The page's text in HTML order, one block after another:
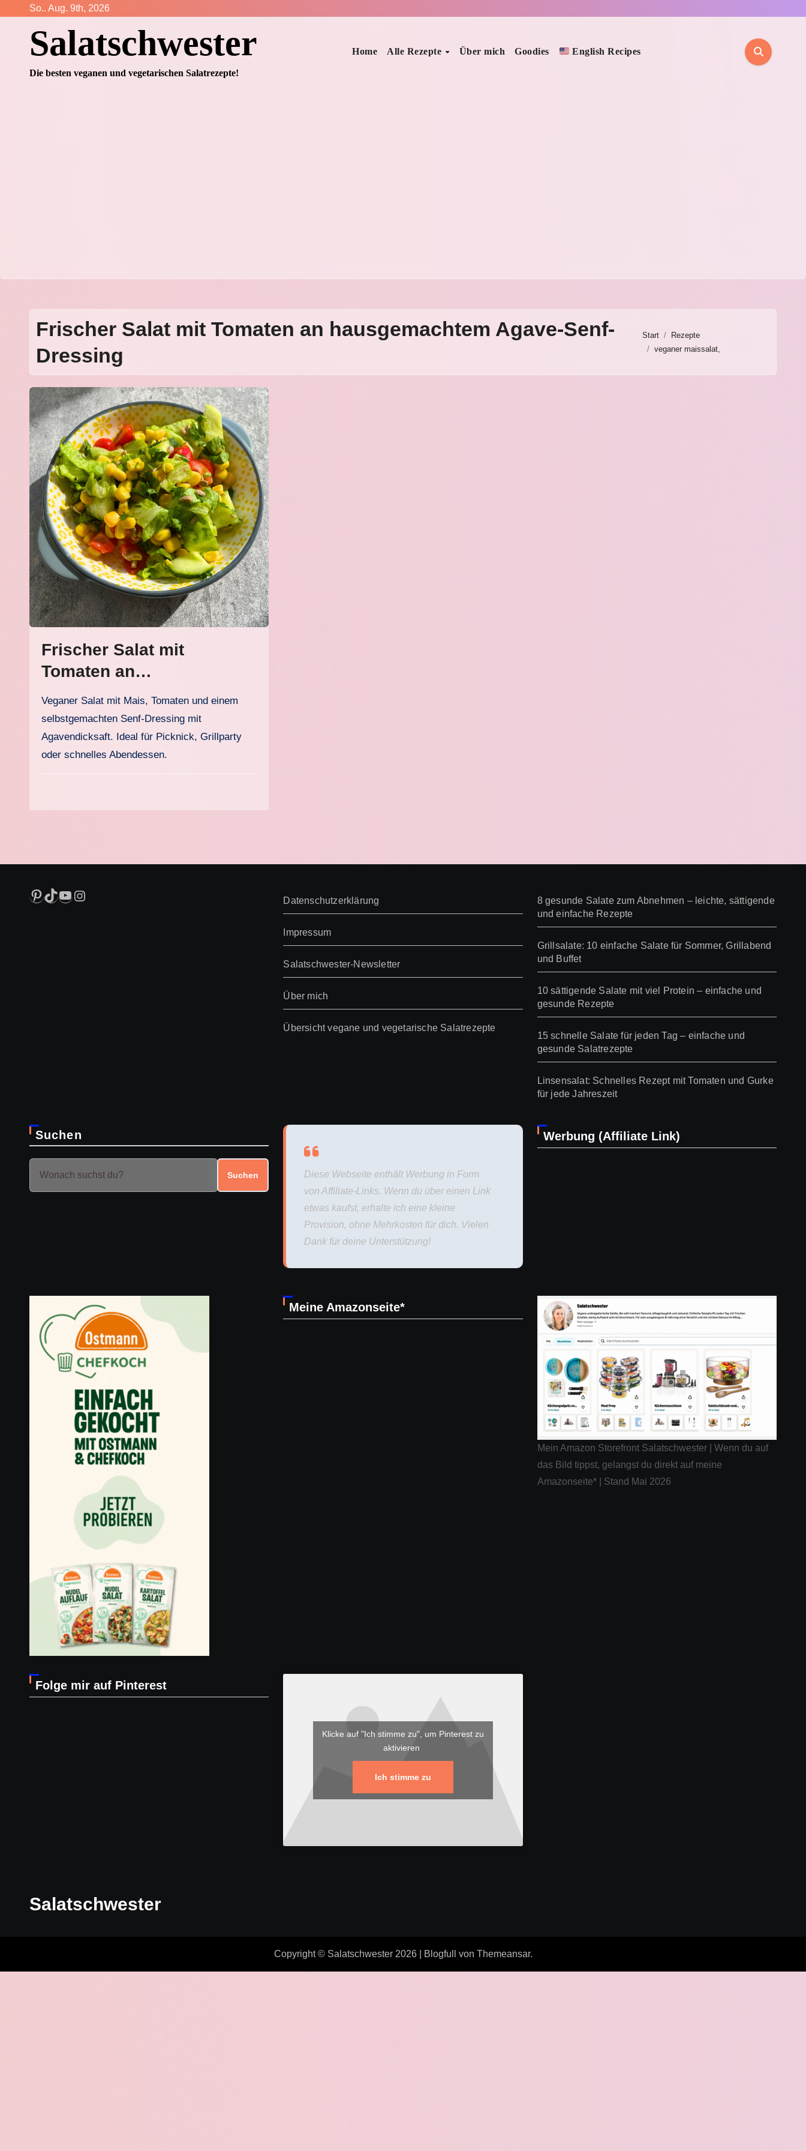
springen
So.. Aug. 9th, 2026
Salatschwester
Die besten veganen und vegetarischen Salatrezepte!
Home Alle Rezepte Über mich Goodies English Recipes
Frischer Salat mit Tomaten an hausgemachtem Agave-Senf-
Dressing
Start
Rezepte
veganer maissalat,
Frischer Salat mit
Tomaten an
hausgemachtem Agave-
Senf-Dressing
Veganer Salat mit Mais, Tomaten und einem
selbstgemachten Senf-Dressing mit
Agavendicksaft. Ideal für Picknick, Grillparty
oder schnelles Abendessen.
Pinterest
TikTok
YouTube
Instagram Datenschutzerklärung
Impressum
Salatschwester-Newsletter
Über mich
Übersicht vegane und vegetarische Salatrezepte
8 gesunde Salate zum Abnehmen – leichte, sättigende
und einfache Rezepte
Grillsalate: 10 einfache Salate für Sommer, Grillabend
und Buffet
10 sättigende Salate mit viel Protein – einfache und
gesunde Rezepte
15 schnelle Salate für jeden Tag – einfache und
gesunde Salatrezepte
Linsensalat: Schnelles Rezept mit Tomaten und Gurke
für jede Jahreszeit
Suchen
Suchen
Diese Webseite enthält Werbung in Form
von Affiliate-Links. Wenn du über einen Link
etwas kaufst, erhalte ich eine kleine
Provision, ohne Mehrkosten für dich. Vielen
Dank für deine Unterstützung!
Werbung (Affiliate Link)
Meine Amazonseite*
Mein Amazon Storefront Salatschwester | Wenn du auf
das Bild tippst, gelangst du direkt auf meine
Amazonseite* | Stand Mai 2026
Folge mir auf Pinterest
Klicke auf "Ich stimme zu", um Pinterest zu
aktivieren
Ich stimme zu
Salatschwester
Copyright © Salatschwester 2026 Blogfull von Themeansar.